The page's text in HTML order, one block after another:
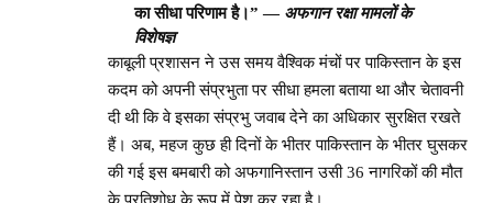
का सीधा परिणाम है।” — अफगान रक्षा मामलों के
विशेषज्ञ
काबूली प्रशासन ने उस समय वैश्विक मंचों पर पाकिस्तान के इस
कदम को अपनी संप्रभुता पर सीधा हमला बताया था और चेतावनी
दी थी कि वे इसका संप्रभु जवाब देने का अधिकार सुरक्षित रखते
हैं। अब, महज कुछ ही दिनों के भीतर पाकिस्तान के भीतर घुसकर
की गई इस बमबारी को अफगानिस्तान उसी 36 नागरिकों की मौत